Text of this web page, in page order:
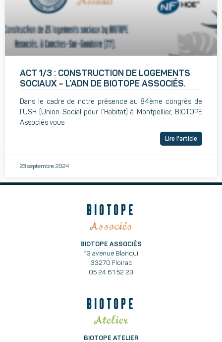
ACT 1/3 : CONSTRUCTION DE LOGEMENTS
SOCIAUX – L’ADN DE BIOTOPE ASSOCIÉS.
Dans le cadre de notre présence au 84ème congrès de
l’USH (Union Social pour l’Habitat) à Montpellier, BIOTOPE
Associés vous
Lire l'article
23 septembre 2024
BIOTOPE
Associés
BIOTOPE ASSOCIÉS
13 avenue Blanqui
33270 Floirac
05 24 61 52 23
BIOTOPE
Atelier
BIOTOPE ATELIER